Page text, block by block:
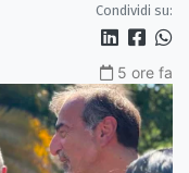
Condividi su:
5 ore fa